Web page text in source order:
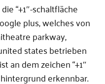
“+1″-schaltfläche
plus, welches von
parkway,
states betrieben
an dem zeichen “+1″
erkennbar.